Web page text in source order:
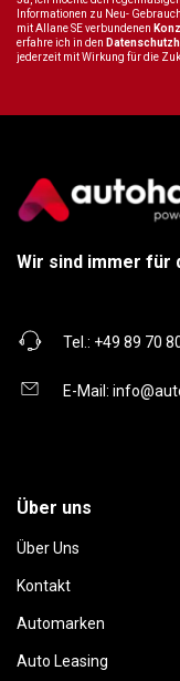
Informationen zu Neu-
mit Allane SE verbundenen
erfahre ich in den
jederzeit mit Wirkung für die
Wir sind immer für
Tel.: +49 89 70
E-Mail:
Über uns
Über Uns
Kontakt
Automarken
Auto Leasing